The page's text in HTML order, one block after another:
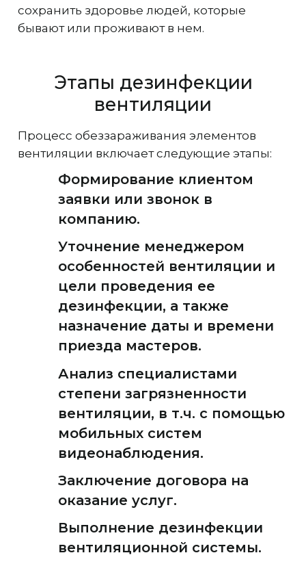
сохранить здоровье людей, которые
бывают или проживают в нем.
Этапы дезинфекции
вентиляции
Процесс обеззараживания элементов
вентиляции включает следующие этапы:
Формирование клиентом
заявки или звонок в
компанию.
Уточнение менеджером
особенностей вентиляции и
цели проведения ее
дезинфекции, а также
назначение даты и времени
приезда мастеров.
Анализ специалистами
степени загрязненности
вентиляции, в т.ч. с помощью
мобильных систем
видеонаблюдения.
Заключение договора на
оказание услуг.
Выполнение дезинфекции
вентиляционной системы.